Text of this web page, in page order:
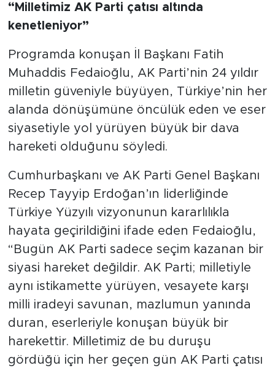
“Milletimiz AK Parti çatısı altında
kenetleniyor”
Programda konuşan İl Başkanı Fatih
Muhaddis Fedaioğlu, AK Parti’nin 24 yıldır
milletin güveniyle büyüyen, Türkiye’nin her
alanda dönüşümüne öncülük eden ve eser
siyasetiyle yol yürüyen büyük bir dava
hareketi olduğunu söyledi.
Cumhurbaşkanı ve AK Parti Genel Başkanı
Recep Tayyip Erdoğan’ın liderliğinde
Türkiye Yüzyılı vizyonunun kararlılıkla
hayata geçirildiğini ifade eden Fedaioğlu,
“Bugün AK Parti sadece seçim kazanan bir
siyasi hareket değildir. AK Parti; milletiyle
aynı istikamette yürüyen, vesayete karşı
milli iradeyi savunan, mazlumun yanında
duran, eserleriyle konuşan büyük bir
harekettir. Milletimiz de bu duruşu
gördüğü için her geçen gün AK Parti çatısı